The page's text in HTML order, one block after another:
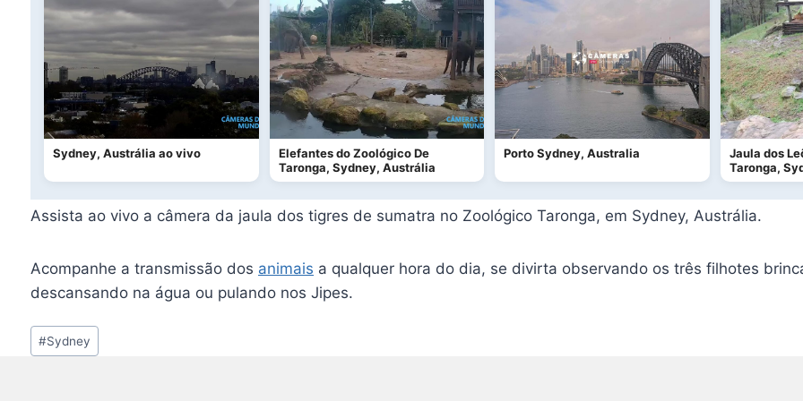
Sydney, Austrália ao vivo
Elefantes do Zoológico De
Taronga, Sydney, Austrália
Porto Sydney, Australia
Jaula dos
Taronga,
Assista ao vivo a câmera da jaula dos tigres de sumatra no Zoológico Taronga, em Sydney, Austrália.
Acompanhe a transmissão dos animais a qualquer hora do dia, se divirta observando os três filhotes
descansando na água ou pulando nos Jipes.
Tags
do
#Sydney